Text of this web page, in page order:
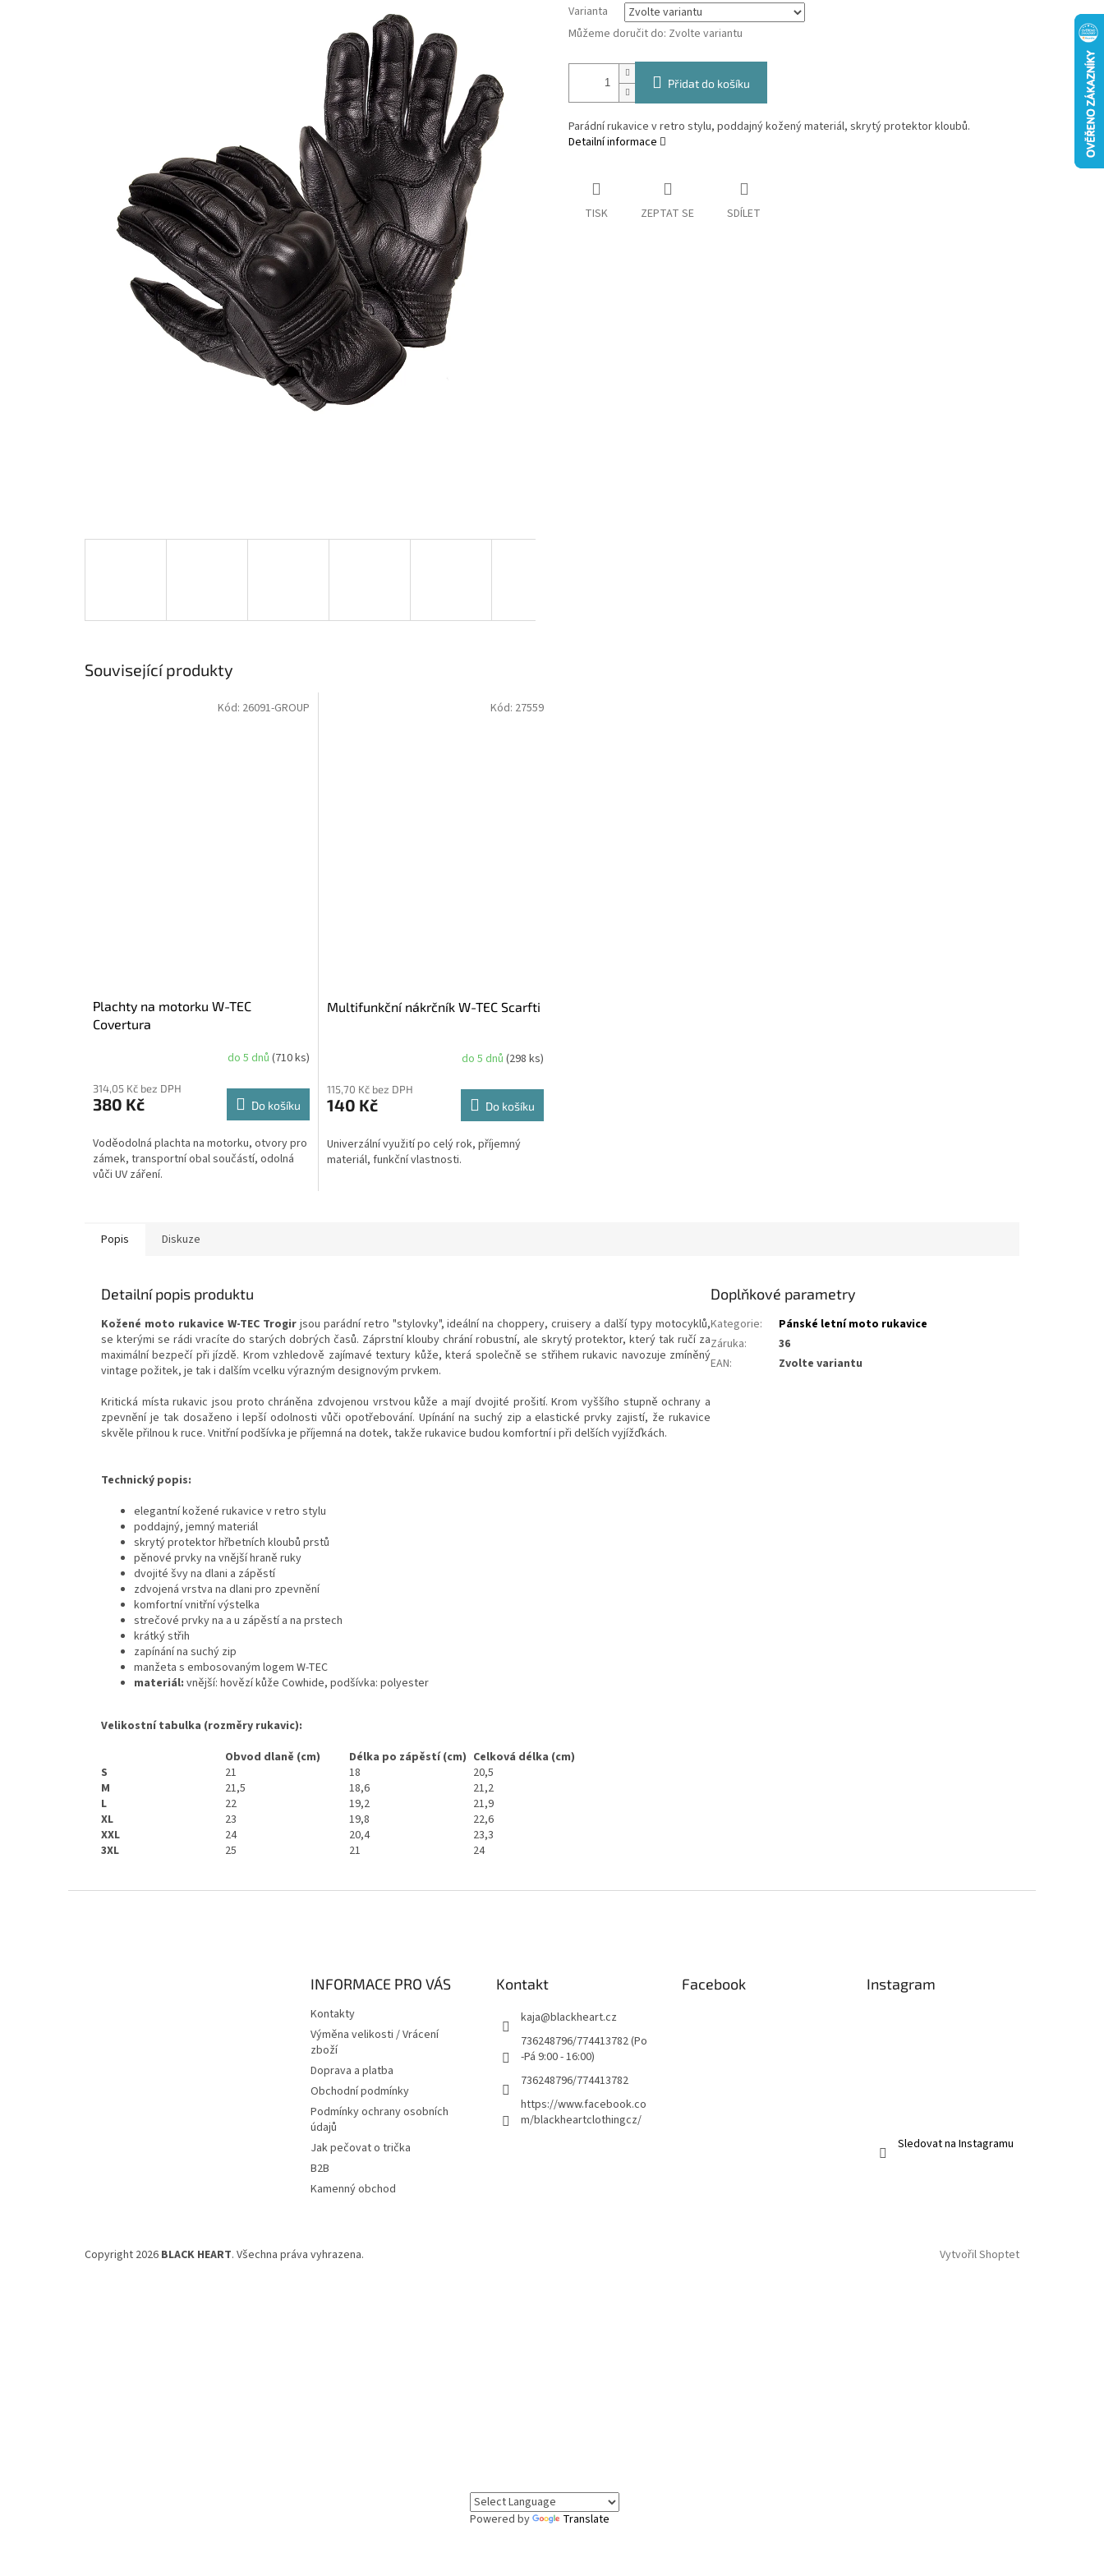
Varianta
Můžeme doručit do: Zvolte variantu
Přidat do košíku
Parádní rukavice v retro stylu, poddajný kožený materiál, skrytý protektor kloubů.
Detailní informace
TISK ZEPTAT SE SDÍLET
Související produkty
Plachty na motorku W-TEC
Covertura
do 5 dnů (710 ks)
314,05 Kč bez DPH
380 Kč Do košíku
Voděodolná plachta na motorku, otvory pro
zámek, transportní obal součástí, odolná
vůči UV záření.
Kód: 26091-GROUP
Multifunkční nákrčník W-TEC Scarfti
do 5 dnů (298 ks)
115,70 Kč bez DPH
140 Kč Do košíku
Univerzální využití po celý rok, příjemný
materiál, funkční vlastnosti.
Kód: 27559
Popis Diskuze
Detailní popis produktu
Kožené moto rukavice W-TEC Trogirjsou parádní retro "stylovky", ideální na choppery, cruisery a další typy motocyklů,
se kterými se rádi vracíte do starých dobrých časů. Záprstní klouby chrání robustní, ale skrytý protektor, který tak ručí za
maximální bezpečí při jízdě. Krom vzhledově zajímavé textury kůže, která společně se střihem rukavic navozuje zmíněný
vintage požitek, je tak i dalším vcelku výrazným designovým prvkem.
Kritická místa rukavic jsou proto chráněna zdvojenou vrstvou kůže a mají dvojité prošití. Krom vyššího stupně ochrany a
zpevnění je tak dosaženo i lepší odolnosti vůči opotřebování. Upínání na suchý zip a elastické prvky zajistí, že rukavice
skvěle přilnou k ruce. Vnitřní podšívka je příjemná na dotek, takže rukavice budou komfortní i při delších vyjížďkách.
Technický popis:
elegantní kožené rukavice v retro stylu
poddajný, jemný materiál
skrytý protektor hřbetních kloubů prstů
pěnové prvky na vnější hraně ruky
dvojité švy na dlani a zápěstí
zdvojená vrstva na dlani pro zpevnění
komfortní vnitřní výstelka
strečové prvky na a u zápěstí a na prstech
krátký střih
zapínání na suchý zip
manžeta s embosovaným logem W-TEC
materiál: vnější: hovězí kůže Cowhide, podšívka: polyester
Velikostní tabulka (rozměry rukavic):
Obvod dlaně (cm)
Délka po zápěstí (cm) Celková délka (cm)
S
21 18
20,5
M
21,5 18,6
21,2
L
22 19,2
21,9
XL
23 19,8
22,6
XXL
24 20,4
23,3
3XL
25 21 24
Doplňkové parametry
Kategorie:
Pánské letní moto rukavice
Záruka:
36
EAN: Zvolte variantu
INFORMACE PRO VÁS
Kontakty
Výměna velikosti / Vrácení
zboží
Doprava a platba
Obchodní podmínky
Podmínky ochrany osobních
údajů
Jak pečovat o trička
B2B
Kamenný obchod
Kontakt
kaja@blackheart.cz
736248796/774413782 (Po
-Pá 9:00 - 16:00)
736248796/774413782
https://www.facebook.co
m/blackheartclothingcz/
Facebook Instagram
Sledovat na Instagramu
Vytvořil Shoptet
Copyright 2026 BLACK HEART. Všechna práva vyhrazena.
Powered by Translate